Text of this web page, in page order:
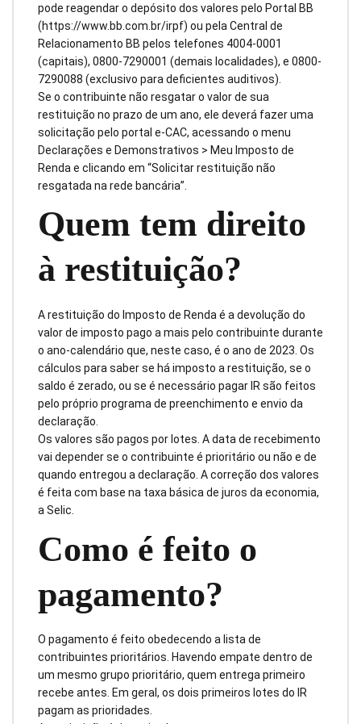
pode reagendar o depósito dos valores pelo Portal BB
(https://www.bb.com.br/irpf) ou pela Central de
Relacionamento BB pelos telefones 4004-0001
(capitais), 0800-7290001 (demais localidades), e 0800-
7290088 (exclusivo para deficientes auditivos).
Se o contribuinte não resgatar o valor de sua
restituição no prazo de um ano, ele deverá fazer uma
solicitação pelo portal e-CAC, acessando o menu
Declarações e Demonstrativos > Meu Imposto de
Renda e clicando em “Solicitar restituição não
resgatada na rede bancária”.
Quem tem direito
à restituição?
A restituição do Imposto de Renda é a devolução do
valor de imposto pago a mais pelo contribuinte durante
o ano-calendário que, neste caso, é o ano de 2023. Os
cálculos para saber se há imposto a restituição, se o
saldo é zerado, ou se é necessário pagar IR são feitos
pelo próprio programa de preenchimento e envio da
declaração.
Os valores são pagos por lotes. A data de recebimento
vai depender se o contribuinte é prioritário ou não e de
quando entregou a declaração. A correção dos valores
é feita com base na taxa básica de juros da economia,
a Selic.
Como é feito o
pagamento?
O pagamento é feito obedecendo a lista de
contribuintes prioritários. Havendo empate dentro de
um mesmo grupo prioritário, quem entrega primeiro
recebe antes. Em geral, os dois primeiros lotes do IR
pagam as prioridades.